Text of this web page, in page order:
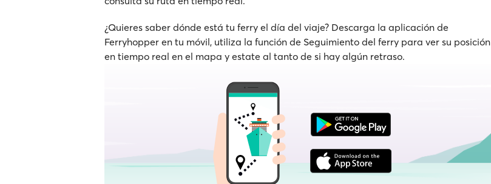
¿Quieres saber dónde está tu ferry el día del viaje? Descarga la aplicación de
Ferryhopper en tu móvil, utiliza la función de Seguimiento del ferry para ver su posición
en tiempo real en el mapa y estate al tanto de si hay algún retraso.